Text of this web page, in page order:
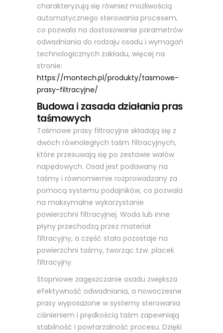
charakteryzują się również możliwością
automatycznego sterowania procesem,
co pozwala na dostosowanie parametrów
odwadniania do rodzaju osadu i wymagań
technologicznych zakładu, więcej na
stronie:
https://montech.pl/produkty/tasmowe-
prasy-filtracyjne/
Budowa i zasada działania pras
taśmowych
Taśmowe prasy filtracyjne składają się z
dwóch równoległych taśm filtracyjnych,
które przesuwają się po zestawie wałów
napędowych. Osad jest podawany na
taśmy i równomiernie rozprowadzany za
pomocą systemu podajników, co pozwala
na maksymalne wykorzystanie
powierzchni filtracyjnej. Woda lub inne
płyny przechodzą przez materiał
filtracyjny, a część stała pozostaje na
powierzchni taśmy, tworząc tzw. placek
filtracyjny.
Stopniowe zagęszczanie osadu zwiększa
efektywność odwadniania, a nowoczesne
prasy wyposażone w systemy sterowania
ciśnieniem i prędkością taśm zapewniają
stabilność i powtarzalność procesu. Dzięki